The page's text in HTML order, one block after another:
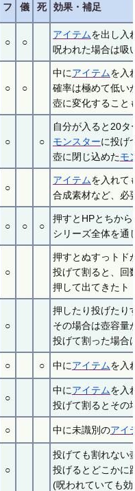
フ 儀 死 効果・補足
○ ○
アイテムを出し入
呪われた場合は吸
○ ○
中にアイテムを入
確率は極めて低い
壺に変化すること
○ ○
自分が入ると20
モンスターに投げ
壺に閉じ込めたモ
○
アイテムを入れて
合成素材など、必
○ ○ ○
押すとHPとちか
シリーズ全体を通
○
押すとぬすっトド
投げて割ると、回
押して出てきたト
○
押したり投げたり
その場合は壺容量
投げて割った場合
○ ○ 中にアイテムを入
○
中にアイテムを入
投げて割るとその
○ 中に未識別のアイ
○
投げても割れない
投げるとどこかに
(呪われていても